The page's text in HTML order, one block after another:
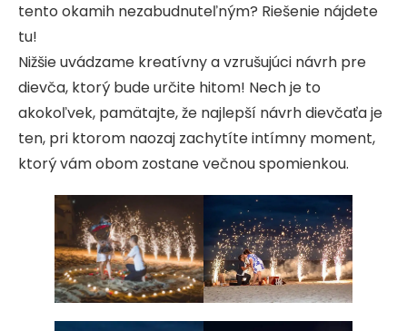
tento okamih nezabudnuteľným? Riešenie nájdete
tu!
Nižšie uvádzame kreatívny a vzrušujúci návrh pre
dievča, ktorý bude určite hitom! Nech je to
akokoľvek, pamätajte, že najlepší návrh dievčaťa je
ten, pri ktorom naozaj zachytíte intímny moment,
ktorý vám obom zostane večnou spomienkou.